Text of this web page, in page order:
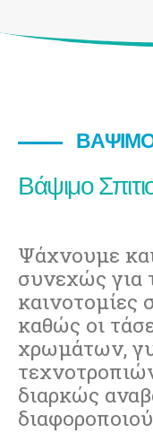
Βάψιμο
Ψάχνουμε
συνεχώς για
καινοτομίες
καθώς οι
χρωμάτων,
διαρκώς